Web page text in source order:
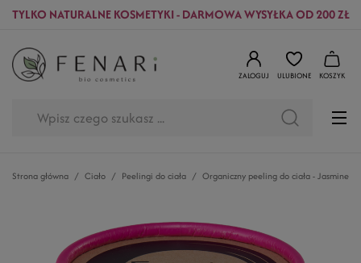
TYLKO NATURALNE KOSMETYKI - DARMOWA WYSYŁKA OD 200 ZŁ
ZALOGUJ ULUBIONE KOSZYK
Strona główna Ciało Peelingi do ciała Organiczny peeling do ciała - Jasmine